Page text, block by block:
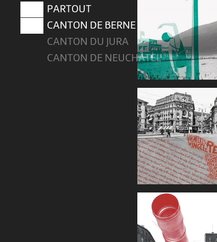
PARTOUT
CANTON DE BERNE
CANTON DU JURA
CANTON DE NEUCHÂTEL